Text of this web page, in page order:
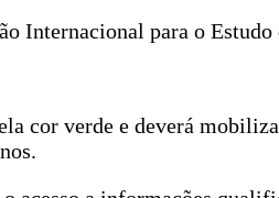
Internacional para o
cor verde e deverá